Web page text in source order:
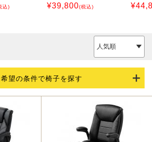
込) ¥39,800(税込) ¥
希望の条件で椅子を探す